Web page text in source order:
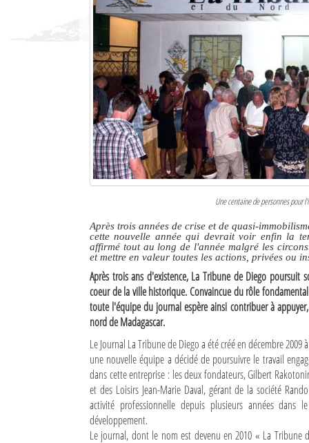
L'actualité du tourisme
Sites touristiques
Une centaine de personnes pour
Après trois années de crise et de quasi-
cette nouvelle année qui devrait voir enfin la
affirmé tout au long de l'année malgré les
et mettre en valeur toutes les actions, privées ou
Après trois ans d'existence, La Tribune de Diego poursuit
coeur de la ville historique. Convaincue du rôle
toute l'équipe du journal espère ainsi contribuer à
nord de Madagascar.
Le Journal La Tribune de Diego a été créé en décembre
une nouvelle équipe a décidé de poursuivre le travail
dans cette entreprise : les deux fondateurs, Gilbert
et des Loisirs Jean-Marie Daval, gérant de la société
activité professionnelle depuis plusieurs années
développement.
Le journal, dont le nom est devenu en 2010 « La